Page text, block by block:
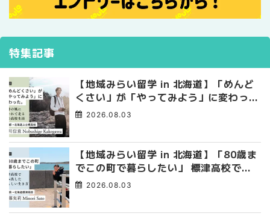
特集記事
【地域みらい留学 in 北海道】「めんど
くさい」が「やってみよう」に変わっ
た。 十勝の風に吹かれて走る、僕の泥
2026.08.03
【地域みらい留学 in 北海道】「80歳ま
でこの町で暮らしたい」 標津高校で踏
み出した、私らしい生き方
2026.08.03